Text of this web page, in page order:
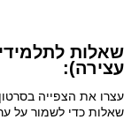
שאלות
עצירה):
עצרו את הצפייה
שאלות כדי לשמור על